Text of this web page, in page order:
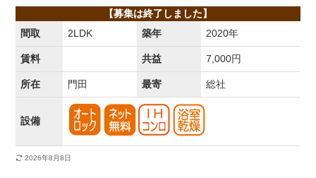
【募集は終了しました】
間取
2LDK 築年 2020年
賃料 共益 7,000円
所在 門田 最寄 総社
設備
2026年8月8日